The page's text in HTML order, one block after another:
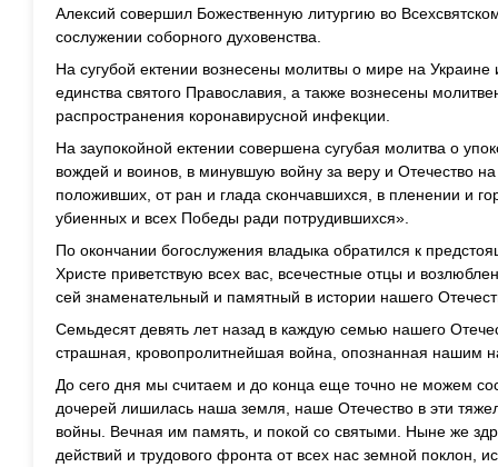
Алексий совершил Божественную литургию во
сослужении соборного духовенства.
На сугубой ектении вознесены молитвы о мире на
единства святого Православия, а также вознесены
распространения коронавирусной инфекции.
На заупокойной ектении совершена сугубая молитва о
вождей и воинов, в минувшую войну за веру и Отечество
положивших, от ран и глада скончавшихся, в пленении и
убиенных и всех Победы ради потрудившихся».
По окончании богослужения владыка обратился к
Христе приветствую всех вас, всечестные отцы и
сей знаменательный и памятный в истории нашего
Семьдесят девять лет назад в каждую семью нашего
страшная, кровопролитнейшая война, опознанная нашим
До сего дня мы считаем и до конца еще точно не можем
дочерей лишилась наша земля, наше Отечество в эти
войны. Вечная им память, и покой со святыми. Ныне же
действий и трудового фронта от всех нас земной поклон,